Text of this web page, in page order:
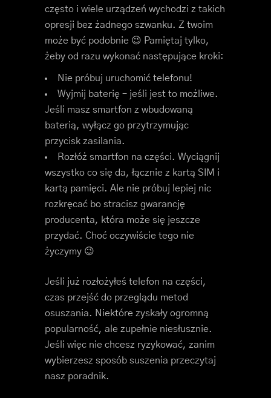
często i wiele urządzeń wychodzi z takich
opresji bez żadnego szwanku. Z twoim
może być podobnie 😉 Pamiętaj tylko,
żeby od razu wykonać następujące kroki:
Nie próbuj uruchomić telefonu!
Wyjmij baterię – jeśli jest to możliwe.
Jeśli masz smartfon z wbudowaną
baterią, wyłącz go przytrzymując
przycisk zasilania.
Rozłóż smartfon na części. Wyciągnij
wszystko co się da, łącznie z kartą SIM i
kartą pamięci. Ale nie próbuj lepiej nic
rozkręcać bo stracisz gwarancję
producenta, która może się jeszcze
przydać. Choć oczywiście tego nie
życzymy 😉
Jeśli już rozłożyłeś telefon na części,
czas przejść do przeglądu metod
osuszania. Niektóre zyskały ogromną
popularność, ale zupełnie niesłusznie.
Jeśli więc nie chcesz ryzykować, zanim
wybierzesz sposób suszenia przeczytaj
nasz poradnik.